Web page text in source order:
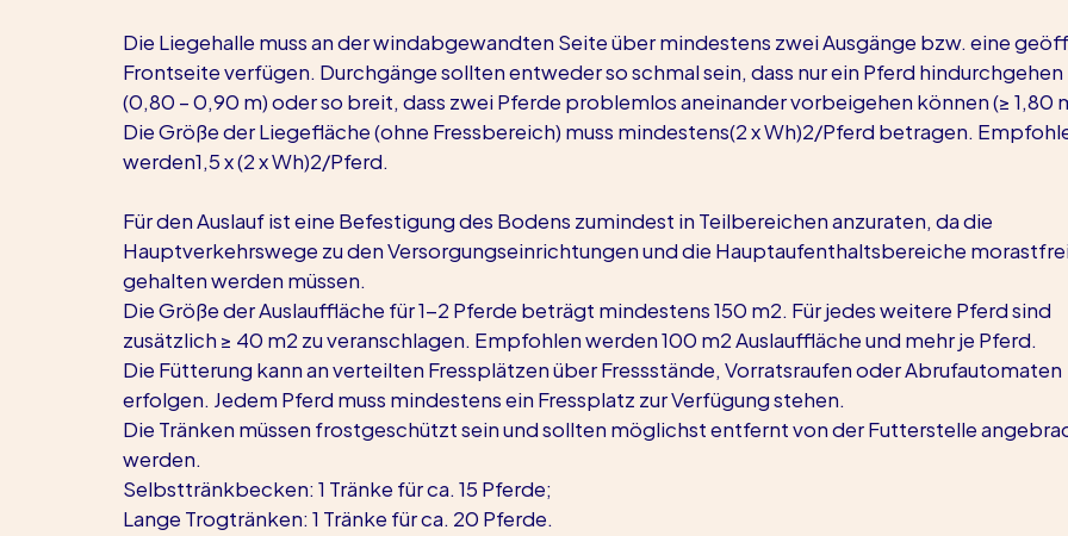
Die Liegehalle muss an der windabgewandten Seite über mindestens zwei Ausgänge bzw. eine
Frontseite verfügen. Durchgänge sollten entweder so schmal sein, dass nur ein Pferd
(0,80 – 0,90 m) oder so breit, dass zwei Pferde problemlos aneinander vorbeigehen können (≥ 1,80
Die Größe der Liegefläche (ohne Fressbereich) muss mindestens(2 x Wh)2/Pferd betragen.
werden1,5 x (2 x Wh)2/Pferd.
Für den Auslauf ist eine Befestigung des Bodens zumindest in Teilbereichen anzuraten, da die
Hauptverkehrswege zu den Versorgungseinrichtungen und die Hauptaufenthaltsbereiche
gehalten werden müssen.
Die Größe der Auslauffläche für 1-2 Pferde beträgt mindestens 150 m2. Für jedes weitere Pferd sind
zusätzlich ≥ 40 m2 zu veranschlagen. Empfohlen werden 100 m2 Auslauffläche und mehr je Pferd.
Die Fütterung kann an verteilten Fressplätzen über Fressstände, Vorratsraufen oder Abrufautomaten
erfolgen. Jedem Pferd muss mindestens ein Fressplatz zur Verfügung stehen.
Die Tränken müssen frostgeschützt sein und sollten möglichst entfernt von der Futterstelle
werden.
Selbsttränkbecken: 1 Tränke für ca. 15 Pferde;
Lange Trogtränken: 1 Tränke für ca. 20 Pferde.